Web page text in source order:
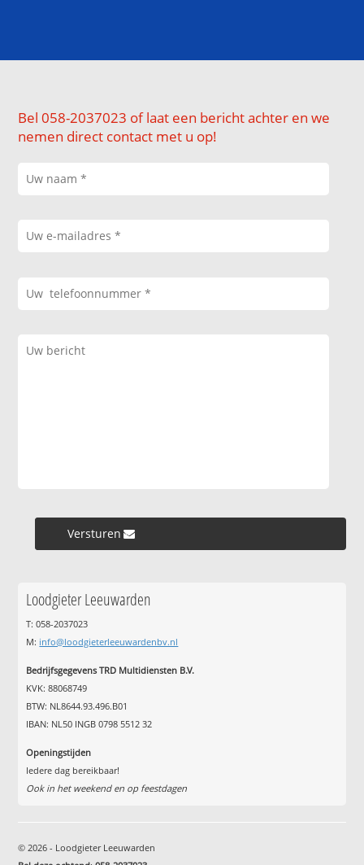
Bel 058-2037023 of laat een bericht achter en we
nemen direct contact met u op!
Versturen »
Loodgieter Leeuwarden
T: 058-2037023
M: info@loodgieterleeuwardenbv.nl
Bedrijfsgegevens TRD Multidiensten B.V.
KVK: 88068749
BTW: NL8644.93.496.B01
IBAN: NL50 INGB 0798 5512 32
Openingstijden
Iedere dag bereikbaar!
Ook in het weekend en op feestdagen
© 2026 - Loodgieter Leeuwarden